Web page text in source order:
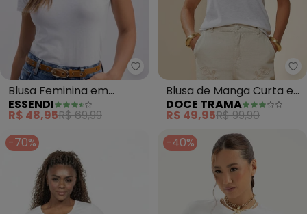
Essendi - Blusa Feminina em
Blusa Feminina em
Algodão (Branco)
ESSENDI
R$ 48,95R$ 69,99
Blusa de Manga Curta em
Tricot Flamê (Branco)
DOCE TRAMA
R$ 49,95R$ 99,90
-70%
-40%